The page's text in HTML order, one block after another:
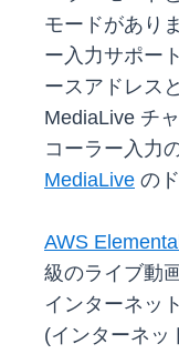
モードがあり
ー入力サポー
ースアドレス
MediaLive チ
コーラー入力
MediaLive の
AWS
級のライブ動
インターネッ
(インターネッ